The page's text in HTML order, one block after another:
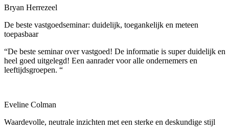
Bryan Herrezeel
De beste vastgoedseminar: duidelijk, toegankelijk en meteen
toepasbaar
“De beste seminar over vastgoed! De informatie is super duidelijk en
heel goed uitgelegd! Een aanrader voor alle ondernemers en
leeftijdsgroepen. “
Eveline Colman
Waardevolle, neutrale inzichten met een sterke en deskundige stijl